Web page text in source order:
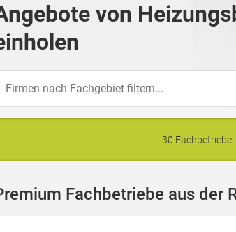
von
30 Fachbetriebe
Fachbetriebe aus der